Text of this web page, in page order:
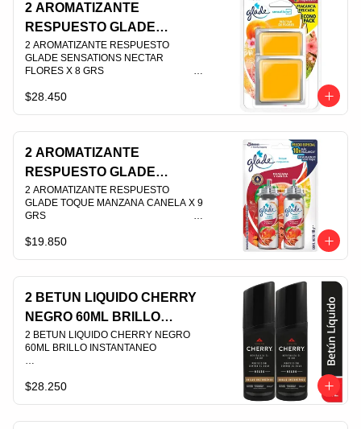
2 AROMATIZANTE
RESPUESTO GLADE
SENSATIONS NECTAR
FLORES X 8 GRS
2 AROMATIZANTE RESPUESTO
GLADE SENSATIONS NECTAR
FLORES X 8 GRS
PLU 003543
$28.450
2 AROMATIZANTE
RESPUESTO GLADE
TOQUE MANZANA CANELA
X 9 GRS
2 AROMATIZANTE RESPUESTO
GLADE TOQUE MANZANA CANELA X 9
GRS
PLU 003541
$19.850
2 BETUN LIQUIDO CHERRY
NEGRO 60ML BRILLO
INSTANTANEO
2 BETUN LIQUIDO CHERRY NEGRO
60ML BRILLO INSTANTANEO
$28.250